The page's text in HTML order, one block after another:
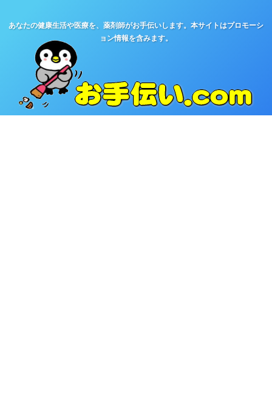
あなたの健康生活や医療を、薬剤師がお手伝いします。本サイトはプロモーシ
ョン情報を含みます。